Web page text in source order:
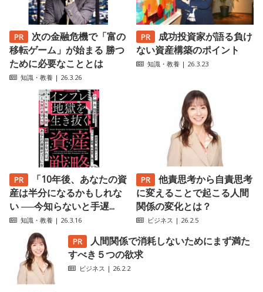
次の金融危機で「富の
移転ゲーム」が始まる 勝つ
ために必要なこととは
知識・教養 | 26.3.26
成功投資家が語る負け
ない資産構築のポイント
知識・教養 | 26.3.23
「10年後、あなたの資
産は半分になるかもしれな
い ──今知らないと手遅...
知識・教養 | 26.3.16
他責思考から自責思考
に変えることで起こる人間
関係の変化とは？
ビジネス | 26.2.5
人間関係で消耗しないためにまず満た
すべき５つの欲求
ビジネス | 26.2.2